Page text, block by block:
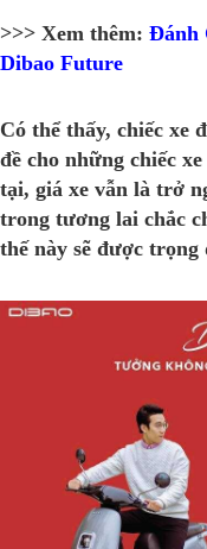
>>> Xem thêm: Đánh
Dibao Future
Có thể thấy, chiếc xe
đề cho những chiếc
tại, giá xe vẫn là trở
trong tương lai chắc
thế này sẽ được trọng